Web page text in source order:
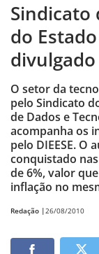
Sindicato
do
divulgado
O setor da
pelo Sindicato
de Dados e
acompanha os
pelo DIEESE. O
conquistado
de 6%, valor
inflação no
Redação |26/08/2010